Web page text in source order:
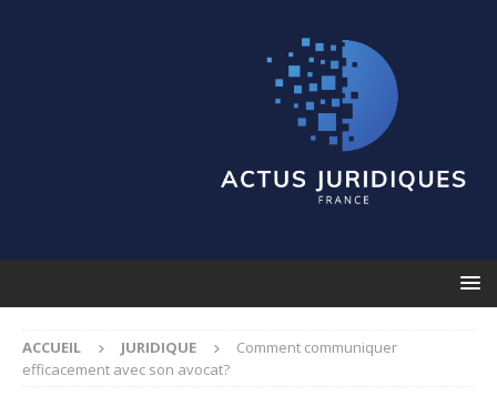
ACCUEIL JURIDIQUE
Comment communiquer
efficacement avec son avocat?